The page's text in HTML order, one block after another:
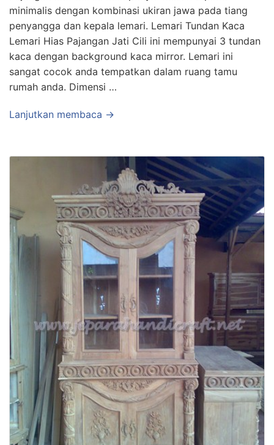
minimalis dengan kombinasi ukiran jawa pada tiang
penyangga dan kepala lemari. Lemari Tundan Kaca
Lemari Hias Pajangan Jati Cili ini mempunyai 3 tundan
kaca dengan background kaca mirror. Lemari ini
sangat cocok anda tempatkan dalam ruang tamu
rumah anda. Dimensi …
Lanjutkan membaca →